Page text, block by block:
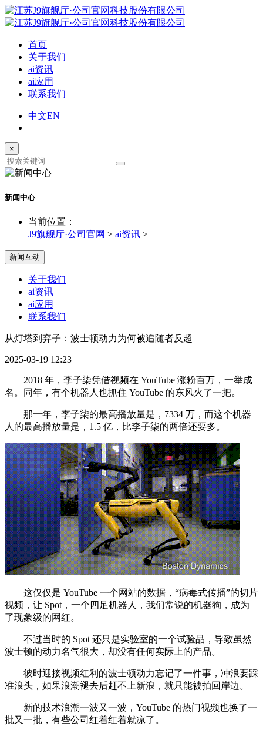
首页
关于我们
ai资讯
ai应用
联系我们
中文EN
×
新闻中心
当前位置：
J9旗舰厅·公司官网 > ai资讯 >
新闻互动
关于我们
ai资讯
ai应用
联系我们
从灯塔到弃子：波士顿动力为何被追随者反超
2025-03-19 12:23
2018 年，李子柒凭借视频在 YouTube 涨粉百万，一举成
名。同年，有个机器人也抓住 YouTube 的东风火了一把。
那一年，李子柒的最高播放量是，7334 万，而这个机器
人的最高播放量是，1.5 亿，比李子柒的两倍还要多。
这仅仅是 YouTube 一个网站的数据，“病毒式传播”的切片
视频，让 Spot，一个四足机器人，我们常说的机器狗，成为
了现象级的网红。
不过当时的 Spot 还只是实验室的一个试验品，导致虽然
波士顿的动力名气很大，却没有任何实际上的产品。
彼时迎接视频红利的波士顿动力忘记了一件事，冲浪要踩
准浪头，如果浪潮褪去后赶不上新浪，就只能被拍回岸边。
新的技术浪潮一波又一波，YouTube 的热门视频也换了一
批又一批，有些公司红着红着就凉了。